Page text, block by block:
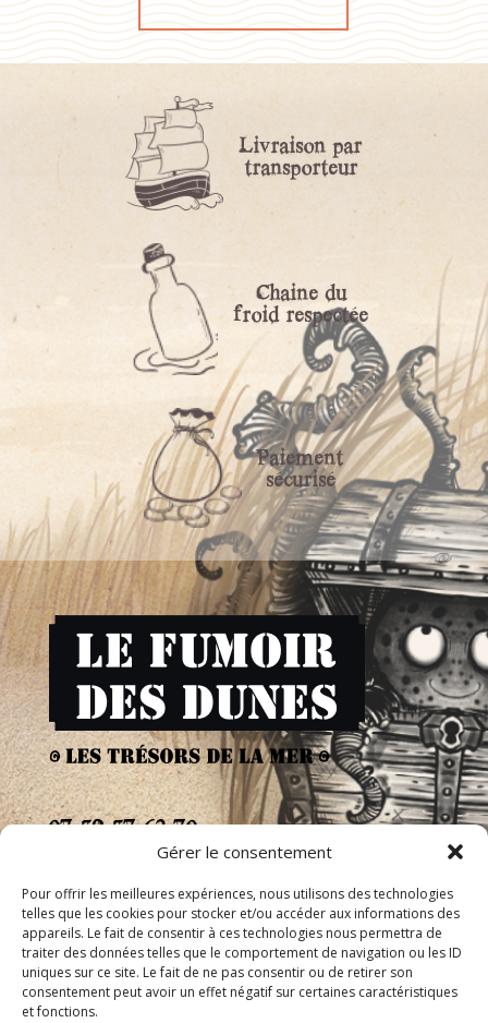
Gérer le consentement
Pour offrir les meilleures expériences, nous utilisons des technologies
telles que les cookies pour stocker et/ou accéder aux informations des
appareils. Le fait de consentir à ces technologies nous permettra de
traiter des données telles que le comportement de navigation ou les ID
uniques sur ce site. Le fait de ne pas consentir ou de retirer son
consentement peut avoir un effet négatif sur certaines caractéristiques
et fonctions.
Livraison par
transporteur
Chaine du
froid respectée
Paiement
sécurisé
07 59 57 63 70
29233 Cléder